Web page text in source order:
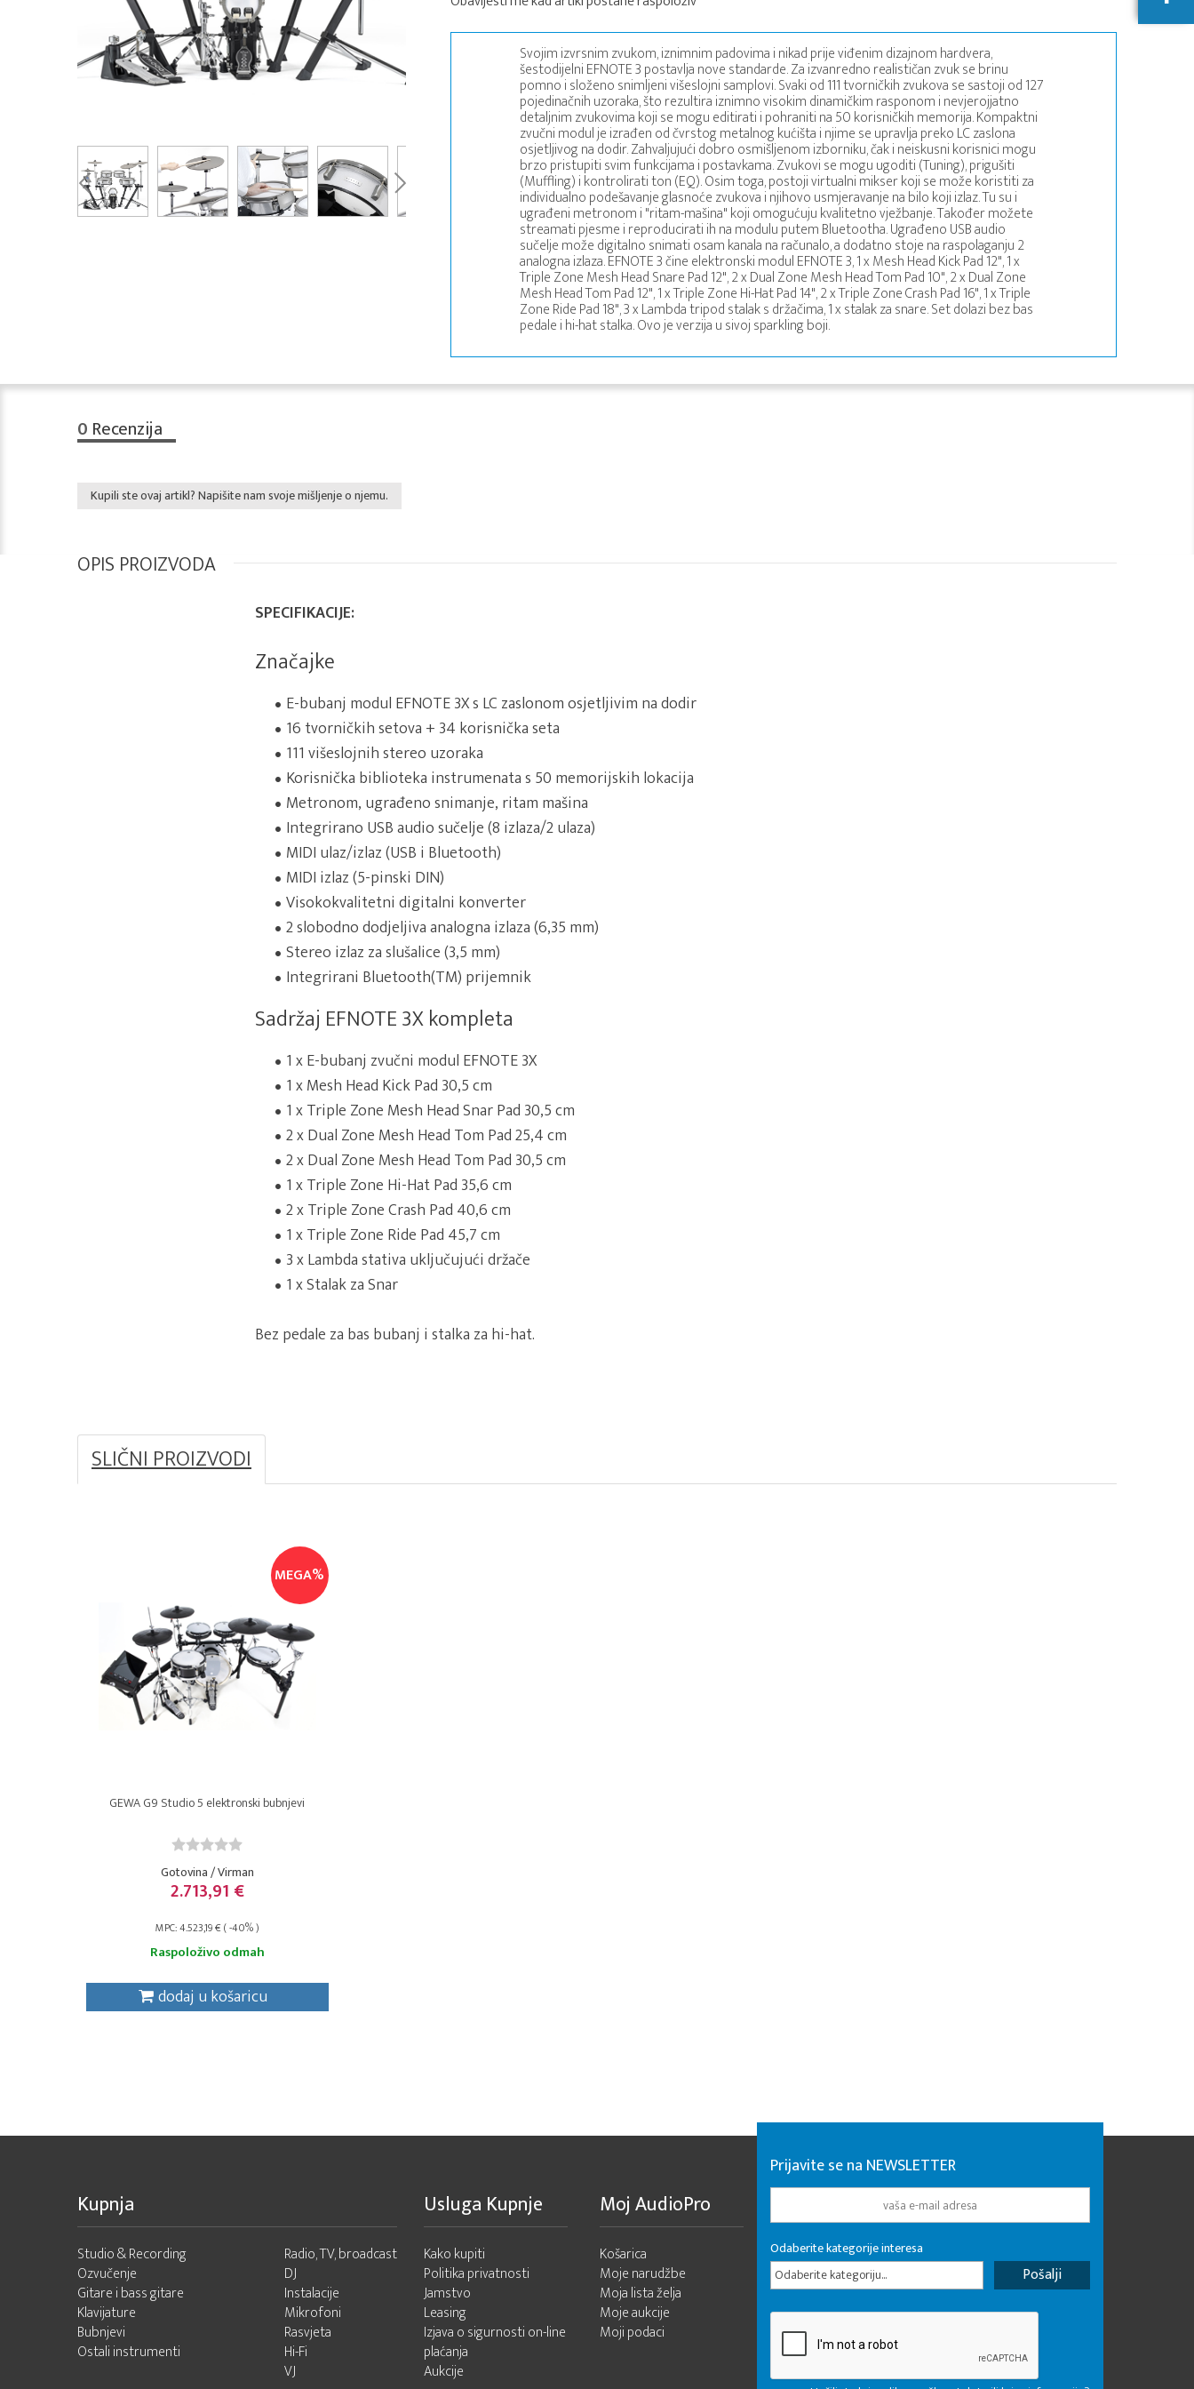
Svojim izvrsnim zvukom, iznimnim padovima i nikad prije viđenim dizajnom hardvera,
šestodijelni EFNOTE 3 postavlja nove standarde. Za izvanredno realističan zvuk se brinu
pomno i složeno snimljeni višeslojni samplovi. Svaki od 111 tvorničkih zvukova se sastoji od 127
pojedinačnih uzoraka, što rezultira iznimno visokim dinamičkim rasponom i nevjerojjatno
detaljnim zvukovima koji se mogu editirati i pohraniti na 50 korisničkih memorija. Kompaktni
zvučni modul je izrađen od čvrstog metalnog kućišta i njime se upravlja preko LC zaslona
osjetljivog na dodir. Zahvaljujući dobro osmišljenom izborniku, čak i neiskusni korisnici mogu
brzo pristupiti svim funkcijama i postavkama. Zvukovi se mogu ugoditi (Tuning), prigušiti
(Muffling) i kontrolirati ton (EQ). Osim toga, postoji virtualni mikser koji se može koristiti za
individualno podešavanje glasnoće zvukova i njihovo usmjeravanje na bilo koji izlaz. Tu su i
ugrađeni metronom i "ritam-mašina" koji omogućuju kvalitetno vježbanje. Također možete
streamati pjesme i reproducirati ih na modulu putem Bluetootha. Ugrađeno USB audio
sučelje može digitalno snimati osam kanala na računalo, a dodatno stoje na raspolaganju 2
analogna izlaza. EFNOTE 3 čine elektronski modul EFNOTE 3, 1 x Mesh Head Kick Pad 12", 1 x
Triple Zone Mesh Head Snare Pad 12", 2 x Dual Zone Mesh Head Tom Pad 10", 2 x Dual Zone
Mesh Head Tom Pad 12", 1 x Triple Zone Hi-Hat Pad 14", 2 x Triple Zone Crash Pad 16", 1 x Triple
Zone Ride Pad 18", 3 x Lambda tripod stalak s držačima, 1 x stalak za snare. Set dolazi bez bas
pedale i hi-hat stalka. Ovo je verzija u sivoj sparkling boji.
0 Recenzija
Kupili ste ovaj artikl? Napišite nam svoje mišljenje o njemu.
OPIS PROIZVODA
SPECIFIKACIJE:
Značajke
E-bubanj modul EFNOTE 3X s LC zaslonom osjetljivim na dodir
16 tvorničkih setova + 34 korisnička seta
111 višeslojnih stereo uzoraka
Korisnička biblioteka instrumenata s 50 memorijskih lokacija
Metronom, ugrađeno snimanje, ritam mašina
Integrirano USB audio sučelje (8 izlaza/2 ulaza)
MIDI ulaz/izlaz (USB i Bluetooth)
MIDI izlaz (5-pinski DIN)
Visokokvalitetni digitalni konverter
2 slobodno dodjeljiva analogna izlaza (6,35 mm)
Stereo izlaz za slušalice (3,5 mm)
Integrirani Bluetooth(TM) prijemnik
Sadržaj EFNOTE 3X kompleta
1 x E-bubanj zvučni modul EFNOTE 3X
1 x Mesh Head Kick Pad 30,5 cm
1 x Triple Zone Mesh Head Snar Pad 30,5 cm
2 x Dual Zone Mesh Head Tom Pad 25,4 cm
2 x Dual Zone Mesh Head Tom Pad 30,5 cm
1 x Triple Zone Hi-Hat Pad 35,6 cm
2 x Triple Zone Crash Pad 40,6 cm
1 x Triple Zone Ride Pad 45,7 cm
3 x Lambda stativa uključujući držače
1 x Stalak za Snar
Bez pedale za bas bubanj i stalka za hi-hat.
SLIČNI PROIZVODI
GEWA G9 Studio 5 elektronski bubnjevi
Gotovina / Virman
2.713,91 €
MPC: 4.523,19 € ( -40% )
Raspoloživo odmah
dodaj u košaricu
MEGA%
Kupnja
Studio & Recording
Ozvučenje
Gitare i bass gitare
Klavijature
Bubnjevi
Ostali instrumenti
Radio, TV, broadcast
DJ
Instalacije
Mikrofoni
Rasvjeta
Hi-Fi
VJ
Usluga Kupnje
Kako kupiti
Politika privatnosti
Jamstvo
Leasing
Izjava o sigurnosti on-line
plaćanja
Aukcije
Moj AudioPro
Košarica
Moje narudžbe
Moja lista želja
Moje aukcije
Moji podaci
Prijavite se na NEWSLETTER
Odaberite kategorije interesa
Odaberite kategoriju...